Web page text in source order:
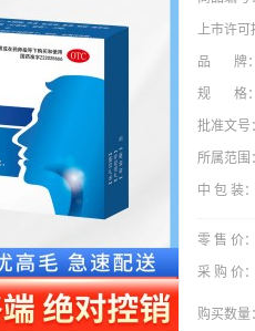
上市许可
品 牌
规 格
批准文号
所属范围
中 包 装
零 售 价
采 购 价
购买数量